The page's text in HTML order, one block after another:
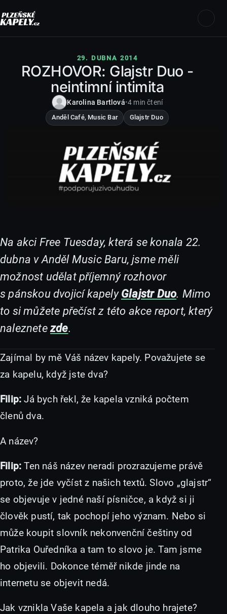
29. DUBNA 2014
ROZHOVOR: Glajstr Duo -
neintimní intimita
Karolina Bartlová•4 min čtení
Anděl Café, Music Bar Glajstr Duo
Na akci Free Tuesday, která se konala 22.
dubna v Anděl Music Baru, jsme měli
možnost udělat příjemný rozhovor
s pánskou dvojicí kapelyGlajstr Duo. Mimo
to si můžete přečíst z této akce report, který
naleznetezde.
Zajímal by mě Váš název kapely. Považujete se
za kapelu, když jste dva?
Filip: Já bych řekl, že kapela vzniká počtem
členů dva.
A název?
Filip: Ten náš název neradi prozrazujeme právě
proto, že jde vyčíst z našich textů. Slovo „glajstr“
se objevuje v jedné naší písničce, a když si ji
člověk pustí, tak pochopí jeho význam. Nebo si
může koupit slovník nekonvenční češtiny od
Patrika Ouředníka a tam to slovo je. Tam jsme
ho objevili. Dokonce téměř nikde jinde na
internetu se objevit nedá.
Jak vznikla Vaše kapela a jak dlouho hrajete?